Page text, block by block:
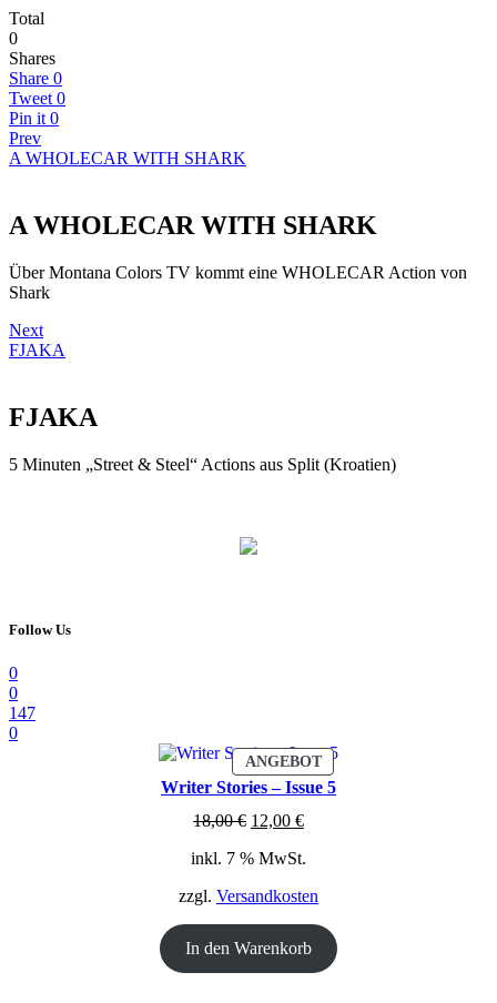
Total
0
Shares
Share 0
Tweet 0
Pin it 0
Prev
A WHOLECAR WITH SHARK
A WHOLECAR WITH SHARK
Über Montana Colors TV kommt eine WHOLECAR Action von
Shark
Next
FJAKA
FJAKA
5 Minuten „Street & Steel“ Actions aus Split (Kroatien)
Follow Us
0
0
147
0
ANGEBOTPRODUKT
IM
ANGEBOT
Writer Stories – Issue 5
18,00€ Ursprünglicher
war:
12,00 €Aktueller
ist:
inkl. 7 % MwSt.
zzgl. Versandkosten
In den Warenkorb